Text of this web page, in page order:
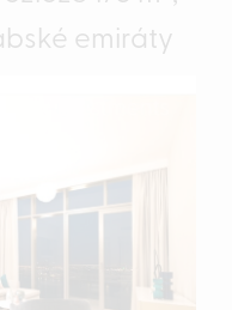
emiráty